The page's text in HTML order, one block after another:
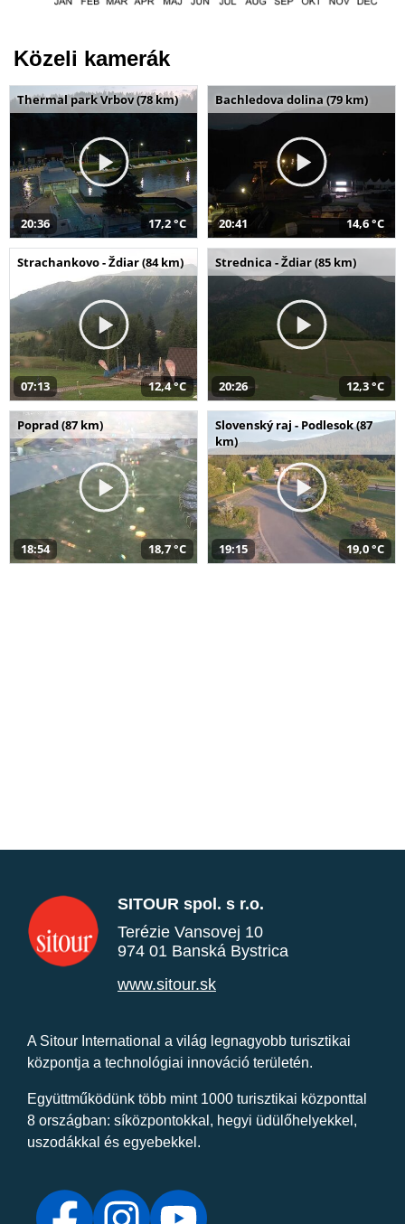
Közeli kamerák
Thermal park Vrbov (78 km)
20:36 17,2 °C
Bachledova dolina (79 km)
20:41 14,6 °C
Strachankovo - Ždiar (84 km)
07:13 12,4 °C
Strednica - Ždiar (85 km)
20:26 12,3 °C
Poprad (87 km)
18:54 18,7 °C
Slovenský raj - Podlesok (87
km)
19:15 19,0 °C
SITOUR spol. s r.o.
Terézie Vansovej 10
974 01 Banská Bystrica
www.sitour.sk
A Sitour International a világ legnagyobb turisztikai
központja a technológiai innováció területén.
Együttműködünk több mint 1000 turisztikai központtal
8 országban: síközpontokkal, hegyi üdülőhelyekkel,
uszodákkal és egyebekkel.